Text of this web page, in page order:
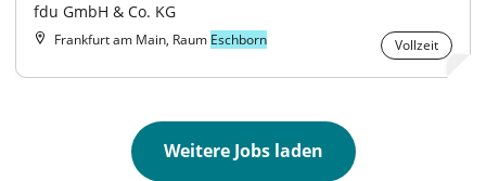
fdu GmbH & Co. KG
Frankfurt am Main, Raum Eschborn Vollzeit
Weitere Jobs laden